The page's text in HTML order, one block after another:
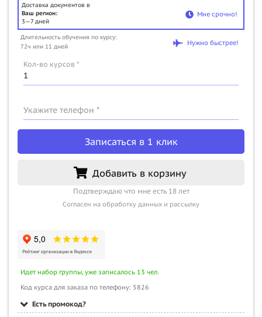
Доставка документов в
Ваш регион:
3—7 дней
Мне срочно!
Длительность обучения по курсу:
72ч или 11 дней
Нужно быстрее!
Кол-во курсов *
Укажите телефон *
Записаться в 1 клик
Добавить в корзину
Подтверждаю что мне есть 18 лет
Согласен на обработку данных и рассылку
Идет набор группы, уже записалось 13 чел.
Код курса для заказа по телефону: 5826
Есть промокод?